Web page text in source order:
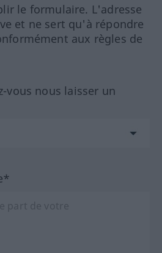
le formulaire. L'adresse
et ne sert qu'à répondre
aux règles de
vous nous laisser un